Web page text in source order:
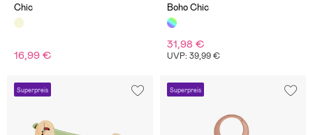
Chic
16,99 €
Boho Chic
31,98 €
UVP: 39,99 €
Superpreis Superpreis